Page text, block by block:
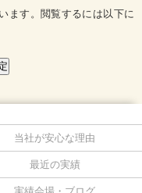
ます。閲覧するには以下に
当社が安心な理由
最近の実績